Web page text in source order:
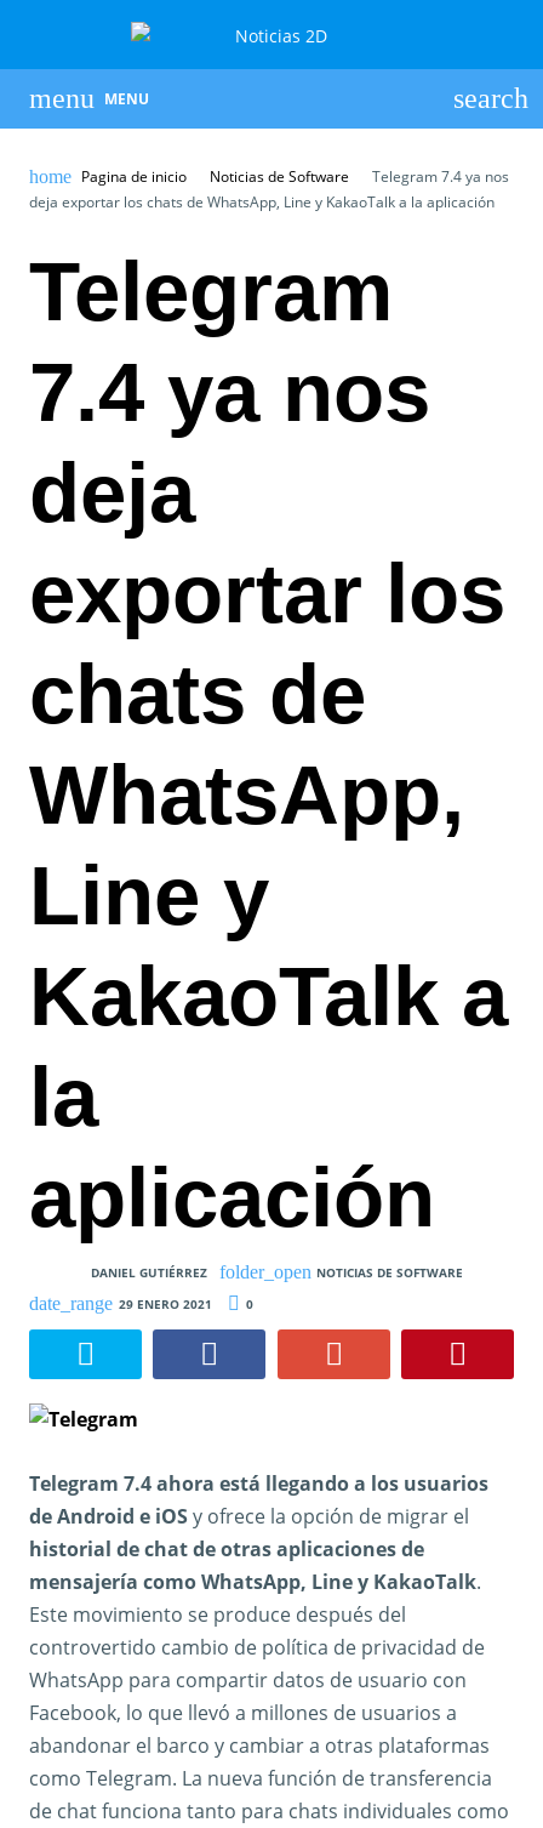
MENU
Pagina de inicio Noticias de Software
Telegram 7.4 ya nos
deja exportar los chats de WhatsApp, Line y KakaoTalk a la aplicación
Telegram
7.4 ya nos
deja
exportar los
chats de
WhatsApp,
Line y
KakaoTalk a
la
aplicación
DANIEL GUTIÉRREZ
NOTICIAS DE SOFTWARE
29 ENERO 2021
0
Telegram 7.4 ahora está llegando a los usuarios
de Android e iOSy ofrece la opción de migrar el
historial de chat de otras aplicaciones de
mensajería como WhatsApp, Line y KakaoTalk.
Este movimiento se produce después del
controvertido cambio de política de privacidad de
WhatsApp para compartir datos de usuario con
Facebook, lo que llevó a millones de usuarios a
abandonar el barco y cambiar a otras plataformas
como Telegram. La nueva función de transferencia
de chat funciona tanto para chats individuales como